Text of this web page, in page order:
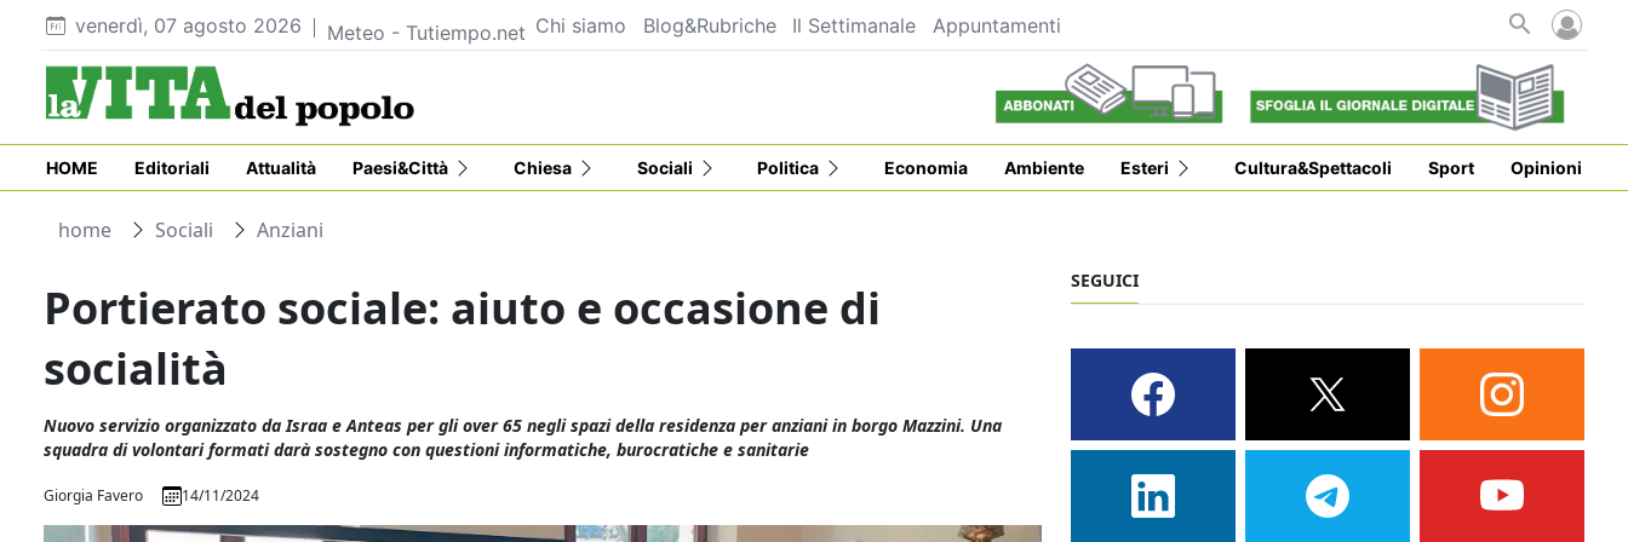
venerdì, 07 agosto 2026 Meteo - Tutiempo.net Chi siamo Blog&Rubriche Il Settimanale Appuntamenti
HOME Editoriali Attualità Paesi&Città Chiesa Sociali Politica Economia Ambiente Esteri Cultura&Spettacoli Sport Opinioni
home Sociali Anziani
Portierato sociale: aiuto e occasione di
socialità
Nuovo servizio organizzato da Israa e Anteas per gli over 65 negli spazi della residenza per anziani in borgo Mazzini. Una
squadra di volontari formati darà sostegno con questioni informatiche, burocratiche e sanitarie
Giorgia Favero 14/11/2024
SEGUICI